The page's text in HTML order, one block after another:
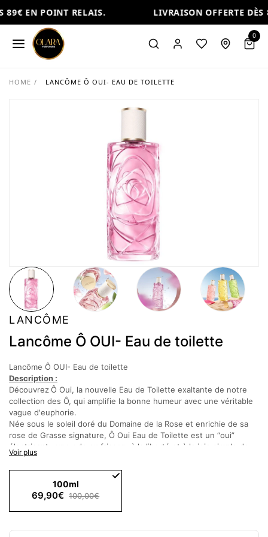
89€ EN POINT RELAIS. LIVRAISON OFFERTE
0
HOME / LANCÔME Ô OUI- EAU DE TOILETTE
LANCÔME
Lancôme Ô OUI- Eau de toilette
Lancôme Ô OUI- Eau de toilette
Description :
DécouvrezÔ Oui, la nouvelle Eau de Toilette exaltante de notre
collection des Ô, qui amplifie la bonne humeur avec une véritable
vague d'euphorie.
Née sous le soleil doré du Domaine de la Rose et enrichie de sa
rose de Grasse signature, Ô Oui Eau de Toilette est un “oui”
électrisant : une ode au frisson, à la liberté et à la joie simple de
célébrer chaque moment lumineux à votre manière.
Créée par Givaudan et portée par la technologie Happy&Blissful™,
Ô Oui offre une sensation de pétale sur la peau, fraîche et
addictive, pensée pour éveiller les émotions positives, booster
votre humeur et insuffler un regain d’optimisme à votre journée.
Notes olfactives :
Voir plus
100ml
69,90€ 100,00€